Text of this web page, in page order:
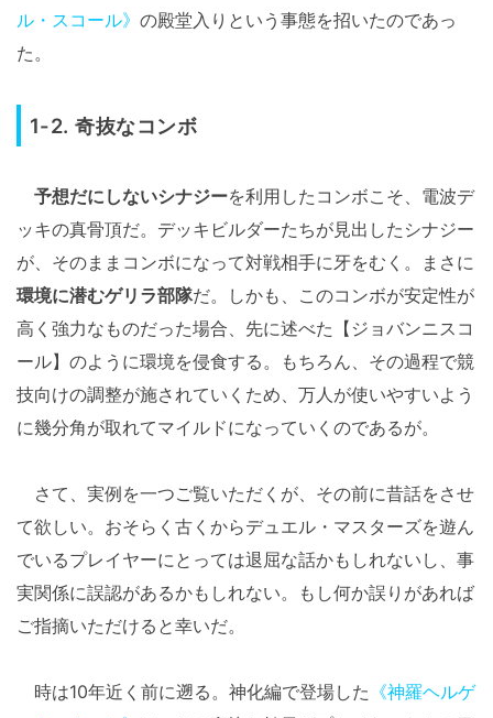
ル・スコール》 の殿堂入りという事態を招いたのであっ
た。
1-2. 奇抜なコンボ
予想だにしないシナジーを利用したコンボこそ、電波デ
ッキの真骨頂だ。デッキビルダーたちが見出したシナジー
が、そのままコンボになって対戦相手に牙をむく。まさに
環境に潜むゲリラ部隊だ。しかも、このコンボが安定性が
高く強力なものだった場合、先に述べた【ジョバンニスコ
ール】のように環境を侵食する。もちろん、その過程で競
技向けの調整が施されていくため、万人が使いやすいよう
に幾分角が取れてマイルドになっていくのであるが。
さて、実例を一つご覧いただくが、その前に昔話をさせ
て欲しい。おそらく古くからデュエル・マスターズを遊ん
でいるプレイヤーにとっては退屈な話かもしれないし、事
実関係に誤認があるかもしれない。もし何か誤りがあれば
ご指摘いただけると幸いだ。
時は10年近く前に遡る。神化編で登場した 《神羅ヘルゲ